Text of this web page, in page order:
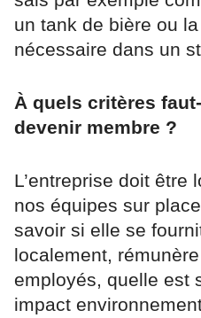
un tank de bière ou
nécessaire dans un
À quels critères
devenir membre ?
L’entreprise doit être
nos équipes sur
savoir si elle se
localement,
employés, quelle est
impact